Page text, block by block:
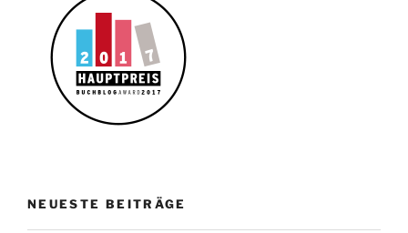
NEUESTE BEITRÄGE